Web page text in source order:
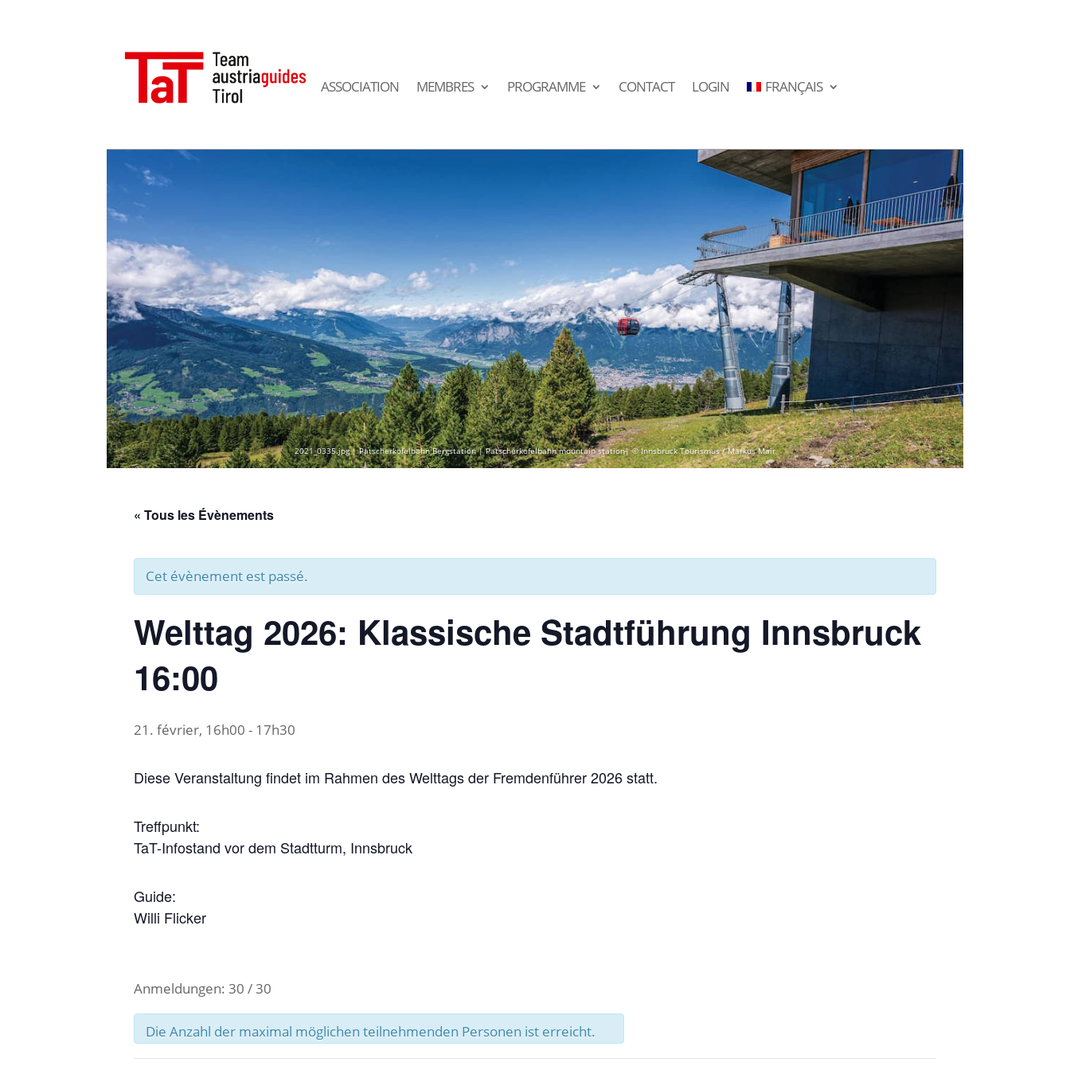
ASSOCIATION MEMBRES PROGRAMME CONTACT LOGIN FRANÇAIS
2021_0335.jpg | Patscherkofelbahn Bergstation | Patscherkofelbahn mountain station| © Innsbruck Tourismus / Markus Mair
« Tous les Évènements
Cet évènement est passé.
Welttag 2026: Klassische Stadtführung Innsbruck
16:00
21. février, 16h00 - 17h30
Diese Veranstaltung findet im Rahmen des Welttags der Fremdenführer 2026 statt.
Treffpunkt:
TaT-Infostand vor dem Stadtturm, Innsbruck
Guide:
Willi Flicker
Anmeldungen: 30 / 30
Die Anzahl der maximal möglichen teilnehmenden Personen ist erreicht.